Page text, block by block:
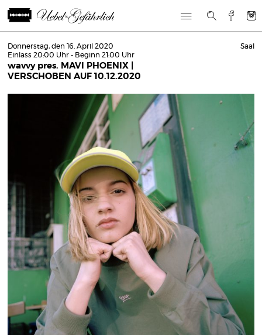
Donnerstag, den 16. April 2020
Einlass 20:00 Uhr - Beginn 21:00 Uhr
wavvy pres. MAVI PHOENIX |
VERSCHOBEN AUF 10.12.2020
Saal